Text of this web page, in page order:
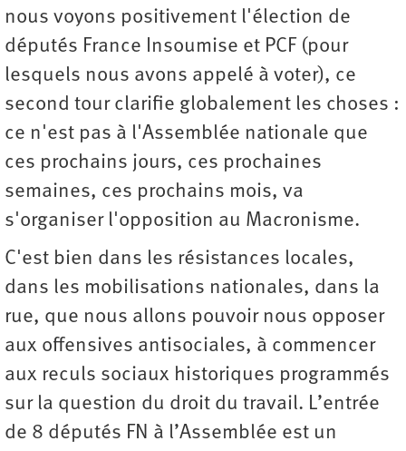
nous voyons positivement l'élection de
députés France Insoumise et PCF (pour
lesquels nous avons appelé à voter), ce
second tour clarifie globalement les choses :
ce n'est pas à l'Assemblée nationale que
ces prochains jours, ces prochaines
semaines, ces prochains mois, va
s'organiser l'opposition au Macronisme.
C'est bien dans les résistances locales,
dans les mobilisations nationales, dans la
rue, que nous allons pouvoir nous opposer
aux offensives antisociales, à commencer
aux reculs sociaux historiques programmés
sur la question du droit du travail. L’entrée
de 8 députés FN à l’Assemblée est un